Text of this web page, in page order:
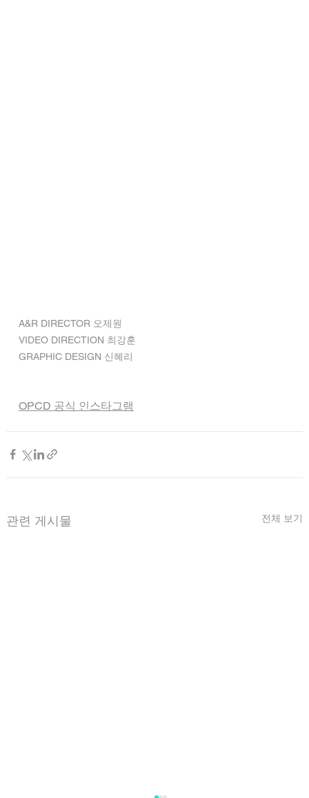
A&R DIRECTOR 오제원
VIDEO DIRECTION 최강훈
GRAPHIC DESIGN 신혜리
OPCD 공식 인스타그램
관련 게시물 전체 보기